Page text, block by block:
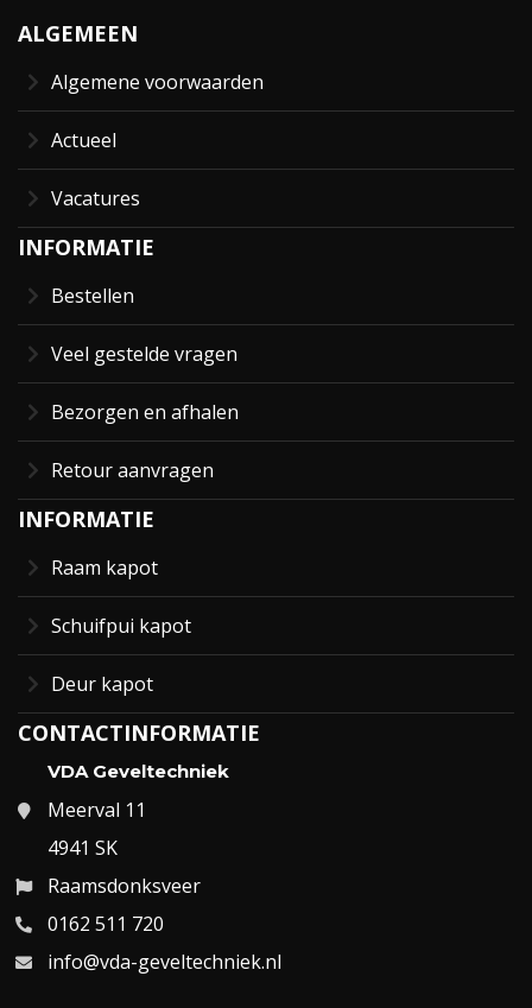
ALGEMEEN
Algemene voorwaarden
Actueel
Vacatures
INFORMATIE
Bestellen
Veel gestelde vragen
Bezorgen en afhalen
Retour aanvragen
INFORMATIE
Raam kapot
Schuifpui kapot
Deur kapot
CONTACTINFORMATIE
VDA Geveltechniek
Meerval 11
4941 SK
Raamsdonksveer
0162 511 720
info@vda-geveltechniek.nl